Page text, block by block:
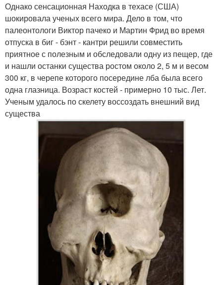
Однако сенсационная Находка в техасе (США)
шокировала ученых всего мира. Дело в том, что
палеонтологи Виктор пачеко и Мартин Фрид во время
отпуска в биг - бэнт - кантри решили совместить
приятное с полезным и обследовали одну из пещер, где
и нашли останки существа ростом около 2, 5 м и весом
300 кг, в черепе которого посередине лба была всего
одна глазница. Возраст костей - примерно 10 тыс. Лет.
Ученым удалось по скелету воссоздать внешний вид
существа